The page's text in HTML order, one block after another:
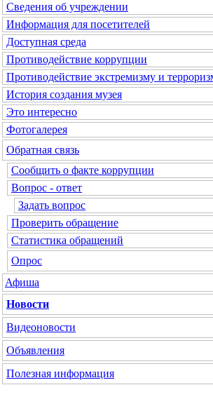
Сведения об учреждении
Информация для посетителей
Доступная среда
Противодействие коррупции
Противодействие экстремизму и
История создания музея
Это интересно
Фотогалерея
Обратная связь
Сообщить о факте коррупции
Вопрос - ответ
Задать вопрос
Проверить обращение
Статистика обращений
Опрос
Афиша
Новости
Видеоновости
Объявления
Полезная информация